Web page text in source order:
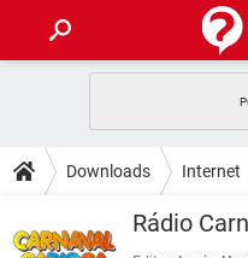
CELULAR
DICAS
JOGOS
CELULAR
Downloads Internet
Rádio